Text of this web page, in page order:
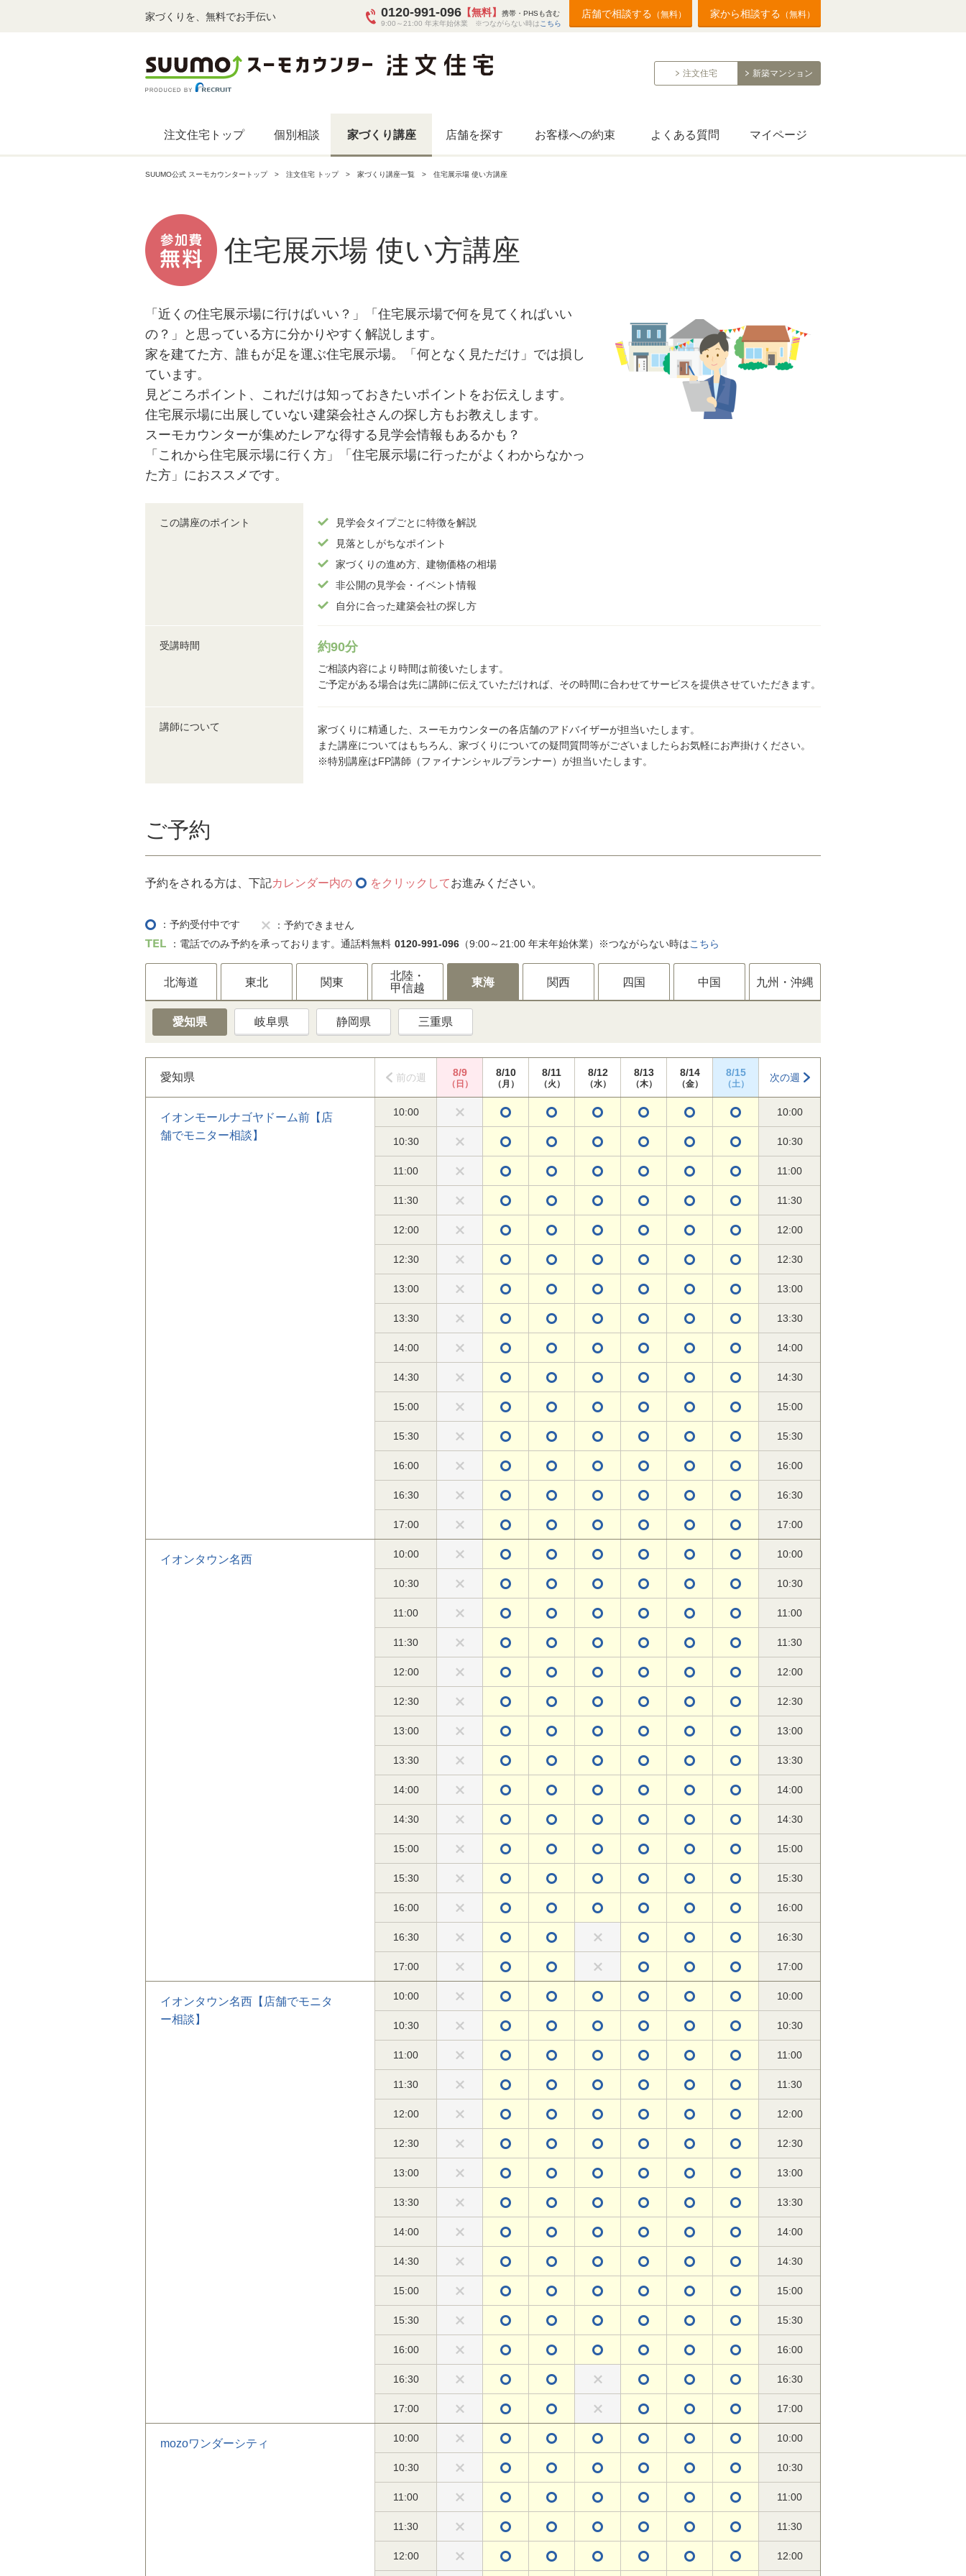
家づくりを、無料でお手伝い 0120-991-096 【無料】
携帯・PHSも含む
9:00～21:00 年末年始休業 ※つながらない時は こちら
店舗で相談する （無料） 家から相談する （無料）
注文住宅 新築マンション
注文住宅トップ 個別相談 家づくり講座 店舗を探す お客様への約束 よくある質問 マイページ
SUUMO公式 スーモカウンタートップ 注文住宅 トップ 家づくり講座一覧 住宅展示場 使い方講座
住宅展示場 使い方講座
「近くの住宅展示場に行けばいい？」「住宅展示場で何を見てくればいい
の？」と思っている方に分かりやすく解説します。
家を建てた方、誰もが足を運ぶ住宅展示場。「何となく見ただけ」では損し
ています。
見どころポイント、これだけは知っておきたいポイントをお伝えします。
住宅展示場に出展していない建築会社さんの探し方もお教えします。
スーモカウンターが集めたレアな得する見学会情報もあるかも？
「これから住宅展示場に行く方」「住宅展示場に行ったがよくわからなかっ
た方」におススメです。
この講座のポイント
見学会タイプごとに特徴を解説
見落としがちなポイント
家づくりの進め方、建物価格の相場
非公開の見学会・イベント情報
自分に合った建築会社の探し方
受講時間 約90分
ご相談内容により時間は前後いたします。
ご予定がある場合は先に講師に伝えていただければ、その時間に合わせてサービスを提供させていただきます。
講師について
家づくりに精通した、スーモカウンターの各店舗のアドバイザーが担当いたします。
また講座についてはもちろん、家づくりについての疑問質問等がございましたらお気軽にお声掛けください。
※特別講座はFP講師（ファイナンシャルプランナー）が担当いたします。
ご予約
予約をされる方は、下記カレンダー内の をクリックしてお進みください。
：予約受付中です
：予約できません
：電話でのみ予約を承っております。通話料無料 0120-991-096 （9:00～21:00 年末年始休業）※つながらない時はこちら
北海道 東北 関東
北陸・
甲信越
東海 関西 四国 中国 九州・沖縄
愛知県 岐阜県 静岡県 三重県
愛知県 前の週 8/9
（日）
8/10
（月）
8/11
（火）
8/12
（水）
8/13
（木）
8/14
（金）
8/15
（土）
次の週
イオンモールナゴヤドーム前【店
舗でモニター相談】
10:00 10:00
10:30 10:30
11:00 11:00
11:30 11:30
12:00 12:00
12:30 12:30
13:00 13:00
13:30 13:30
14:00 14:00
14:30 14:30
15:00 15:00
15:30 15:30
16:00 16:00
16:30 16:30
17:00 17:00
イオンタウン名西 10:00 10:00
10:30 10:30
11:00 11:00
11:30 11:30
12:00 12:00
12:30 12:30
13:00 13:00
13:30 13:30
14:00 14:00
14:30 14:30
15:00 15:00
15:30 15:30
16:00 16:00
16:30 16:30
17:00 17:00
イオンタウン名西【店舗でモニタ
ー相談】
10:00 10:00
10:30 10:30
11:00 11:00
11:30 11:30
12:00 12:00
12:30 12:30
13:00 13:00
13:30 13:30
14:00 14:00
14:30 14:30
15:00 15:00
15:30 15:30
16:00 16:00
16:30 16:30
17:00 17:00
mozoワンダーシティ 10:00 10:00
10:30 10:30
11:00 11:00
11:30 11:30
12:00 12:00